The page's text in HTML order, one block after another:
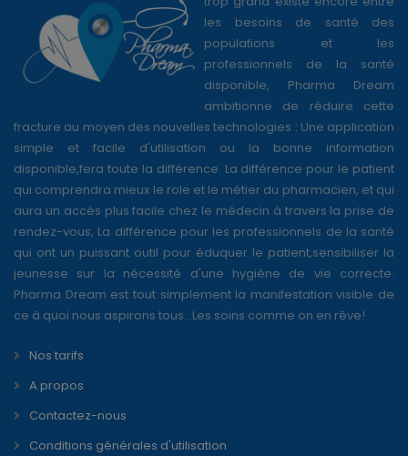
les besoins de santé des
populations et les
professionnels de la santé
disponible, Pharma Dream
ambitionne de réduire cette
fracture au moyen des nouvelles technologies : Une application
simple et facile d'utilisation ou la bonne information
disponible,fera toute la différence. La différence pour le patient
qui comprendra mieux le role et le métier du pharmacien, et qui
aura un accès plus facile chez le médecin à travers la prise de
rendez-vous, La différence pour les professionnels de la santé
qui ont un puissant outil pour éduquer le patient,sensibiliser la
jeunesse sur la nécessité d'une hygiène de vie correcte.
Pharma Dream est tout simplement la manifestation visible de
ce à quoi nous aspirons tous...Les soins comme on en rêve!
Nos tarifs
A propos
Contactez-nous
Conditions générales d'utilisation